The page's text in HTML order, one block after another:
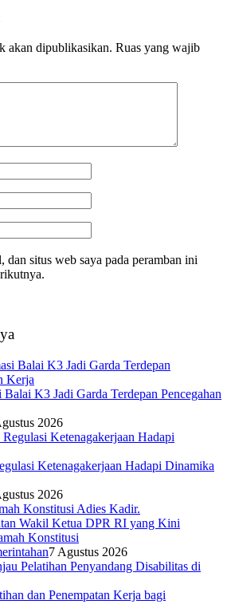
akan dipublikasikan. Ruas yang wajib
dan situs web saya pada peramban ini
K3 Jadi Garda Terdepan Pencegahan
2026
Ketenagakerjaan Hadapi Dinamika
2026
Wakil Ketua DPR RI yang Kini
Konstitusi
7 Agustus 2026
dan Penempatan Kerja bagi